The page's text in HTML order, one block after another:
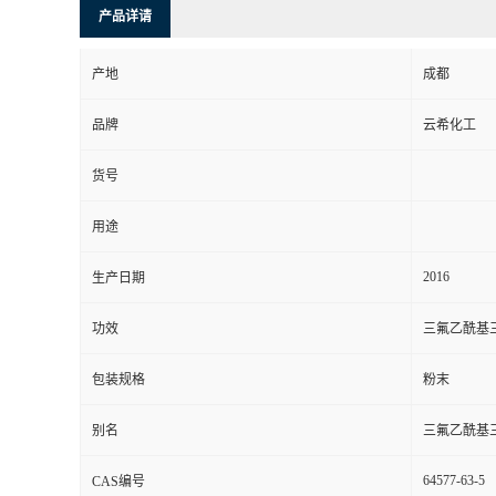
产品详请
产地 成都
品牌 云希化工
货号
用途
生产日期 2016
功效 三氟乙酰基
包装规格 粉末
别名 三氟乙酰基
CAS编号 64577-63-5